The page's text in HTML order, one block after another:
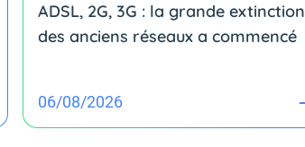
ADSL, 2G, 3G : la grande extinction
des anciens réseaux a commencé
06/08/2026